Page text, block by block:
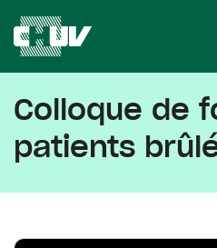
Colloque de
patients